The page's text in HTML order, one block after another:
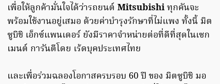
เพื่อให้ลูกค้ามั่นใจได้ว่ารถยนต์ Mitsubishiทุกคันจะ
พร้อมใช้งานอยู่เสมอ ด้วยค่าบำรุงรักษาที่ไม่แพง ทั้งนี้ มิต
ซูบิชิ เอ็กซ์แพนเดอร์ ยังมีราคาจำหน่ายต่อที่ดีที่สุดในเซก
เมนต์ การันตีโดย เร้ดบุคประเทศไทย
และเพื่อร่วมฉลองโอกาสครบรอบ 60 ปี ของ มิตซูบิชิ มอ